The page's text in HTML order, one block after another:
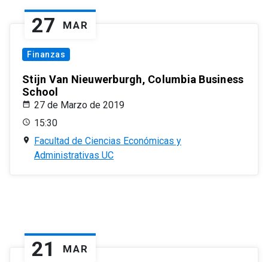
27 MAR
Finanzas
Stijn Van Nieuwerburgh, Columbia Business
School
27 de Marzo de 2019
15:30
Facultad de Ciencias Económicas y
Administrativas UC
21 MAR